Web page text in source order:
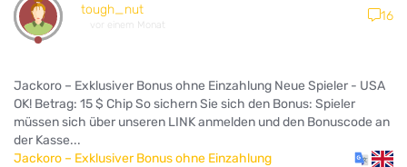
tough_nut
vor einem Monat
16
Jackoro – Exklusiver Bonus ohne Einzahlung Neue Spieler - USA
OK! Betrag: 15 $ Chip So sichern Sie sich den Bonus: Spieler
müssen sich über unseren LINK anmelden und den Bonuscode an
der Kasse...
Jackoro – Exklusiver Bonus ohne Einzahlung